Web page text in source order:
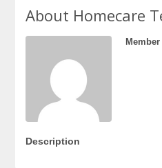
About Homecare
Description